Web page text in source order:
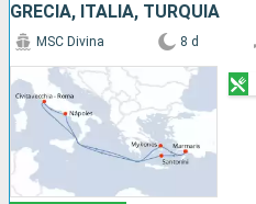
GRECIA, ITALIA, TURQUÍA
MSC Divina 8 d